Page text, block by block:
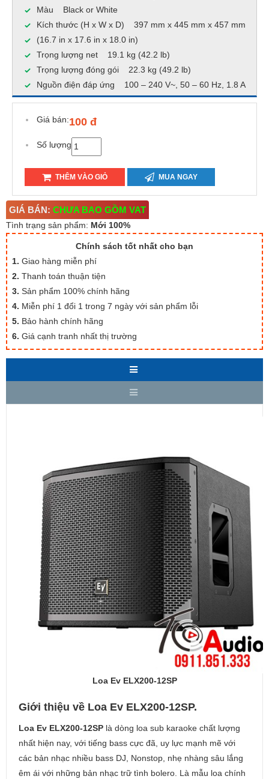
Màu Black or White
Kích thước (H x W x D) 397 mm x 445 mm x 457 mm
(16.7 in x 17.6 in x 18.0 in)
Trọng lượng net 19.1 kg (42.2 lb)
Trọng lượng đóng gói 22.3 kg (49.2 lb)
Nguồn điện đáp ứng 100 – 240 V~, 50 – 60 Hz, 1.8 A
Giá bán:100 đ
Số lượng
THÊM VÀO GIỎ MUA NGAY
GIÁ BÁN: CHƯA BAO GỒM VAT
Tình trạng sản phẩm: Mới 100%
Chính sách tốt nhất cho bạn
1. Giao hàng miễn phí
2. Thanh toán thuận tiện
3. Sản phẩm 100% chính hãng
4. Miễn phí 1 đổi 1 trong 7 ngày với sản phẩm lỗi
5. Bảo hành chính hãng
6. Giá cạnh tranh nhất thị trường
Loa Ev ELX200-12SP
Giới thiệu về Loa Ev ELX200-12SP.
Loa Ev ELX200-12SP là dòng loa sub karaoke chất lượng
nhất hiện nay, với tiếng bass cực đã, uy lực mạnh mẽ với
các bản nhạc nhiều bass DJ, Nonstop, nhẹ nhàng sâu lắng
êm ái với những bản nhạc trữ tình bolero. Là mẫu loa chính